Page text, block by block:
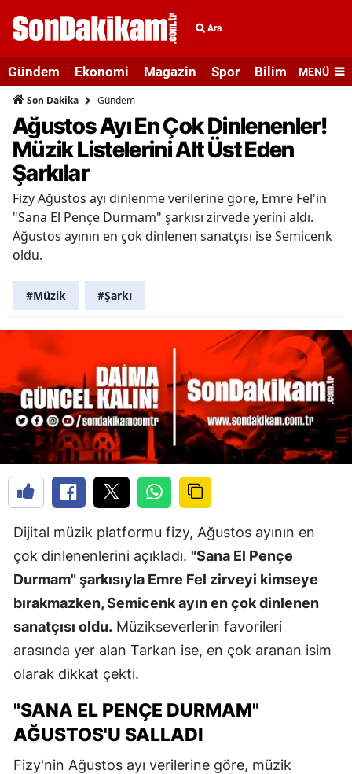
Ara
Gündem Ekonomi Magazin Spor Bilim veMENÜ
Son Dakika Gündem
Ağustos Ayı En Çok Dinlenenler!
Müzik Listelerini Alt Üst Eden
Şarkılar
Fizy Ağustos ayı dinlenme verilerine göre, Emre Fel'in
"Sana El Pençe Durmam" şarkısı zirvede yerini aldı.
Ağustos ayının en çok dinlenen sanatçısı ise Semicenk
oldu.
#Müzik #Şarkı
Dijital müzik platformu fizy, Ağustos ayının en
çok dinlenenlerini açıkladı. "Sana El Pençe
Durmam" şarkısıyla Emre Fel zirveyi kimseye
bırakmazken, Semicenk ayın en çok dinlenen
sanatçısı oldu. Müzikseverlerin favorileri
arasında yer alan Tarkan ise, en çok aranan isim
olarak dikkat çekti.
"SANA EL PENÇE DURMAM"
AĞUSTOS'U SALLADI
Fizy'nin Ağustos ayı verilerine göre, müzik